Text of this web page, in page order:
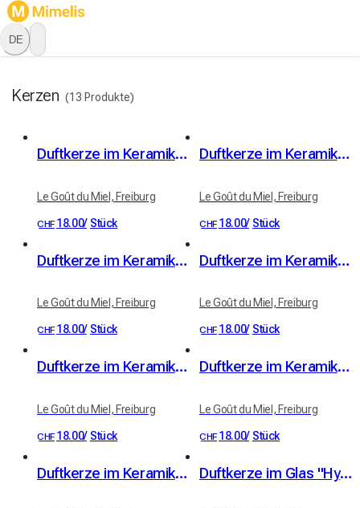
DE
Kerzen (13 Produkte)
Duftkerze im Keramiktopf "Nuit d'agrumes"
Le Goût du Miel, Freiburg
CHF 18.00/ Stück
Duftkerze im Keramiktopf – Duft Honigmond
Le Goût du Miel, Freiburg
CHF 18.00/ Stück
Duftkerze im Keramiktopf "Hymne au Verger"
Le Goût du Miel, Freiburg
CHF 18.00/ Stück
Duftkerze im Keramiktopf "Beerendelikatesse"
Le Goût du Miel, Freiburg
CHF 18.00/ Stück
Duftkerze im Keramiktopf "Goldene Infusion"
Le Goût du Miel, Freiburg
CHF 18.00/ Stück
Duftkerze im Keramiktopf "Vent des Cimes"
Le Goût du Miel, Freiburg
CHF 18.00/ Stück
Duftkerze im Keramiktopf "Zwischen Creme und Himmel" Duftkerze im Glas "Hymne au Verger"